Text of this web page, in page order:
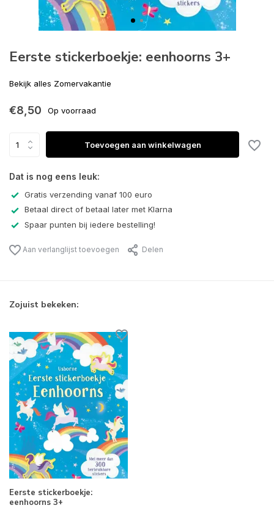
Eerste stickerboekje: eenhoorns 3+
Bekijk alles Zomervakantie
€8,50 Op voorraad
Toevoegen aan winkelwagen
Dat is nog eens leuk:
Gratis verzending vanaf 100 euro
Betaal direct of betaal later met Klarna
Spaar punten bij iedere bestelling!
Aan verlanglijst toevoegen Delen
Zojuist bekeken:
Eerste stickerboekje:
eenhoorns 3+